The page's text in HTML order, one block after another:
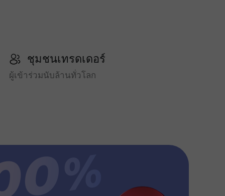
ชุมชนเทรดเดอร์
ผู้เข้าร่วมนับล้านทั่วโลก